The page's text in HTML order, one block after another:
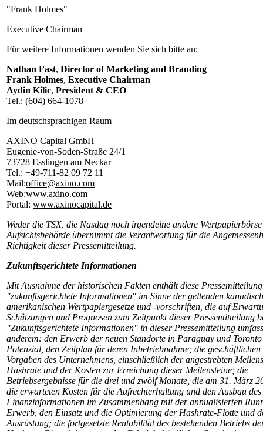
"Frank Holmes"
Executive Chairman
Für weitere Informationen wenden Sie sich bitte an:
Nathan Fast, Director of Marketing and Branding
Frank Holmes, Executive Chairman
Aydin Kilic, President & CEO
Tel.: (604) 664-1078
Im deutschsprachigen Raum
AXINO Capital GmbH
Eugenie-von-Soden-Straße 24/1
73728 Esslingen am Neckar
Tel.: +49-711-82 09 72 11
Mail:office@axino.com
Web:www.axino.com
Portal: www.axinocapital.de
Weder die TSX, die Nasdaq noch irgendeine andere
Aufsichtsbehörde übernimmt die Verantwortung für die
Richtigkeit dieser Pressemitteilung.
Zukunftsgerichtete Informationen
Mit Ausnahme der historischen Fakten enthält diese Pressemitteilung
"zukunftsgerichtete Informationen" im Sinne der geltenden
amerikanischen Wertpapiergesetze und -vorschriften, die auf
Schätzungen und Prognosen zum Zeitpunkt dieser Pressemitteilung
"Zukunftsgerichtete Informationen" in dieser Pressemitteilung
anderem: den Erwerb der neuen Standorte in Paraguay und
Potenzial, den Zeitplan für deren Inbetriebnahme; die
Vorgaben des Unternehmens, einschließlich der angestrebten
Hashrate und der Kosten zur Erreichung dieser Meilensteine; die
Betriebsergebnisse für die drei und zwölf Monate, die am 31. März
die erwarteten Kosten für die Aufrechterhaltung und den Ausbau
Finanzinformationen im Zusammenhang mit der annualisierten
Erwerb, den Einsatz und die Optimierung der Hashrate-Flotte und
Ausrüstung; die fortgesetzte Rentabilität des bestehenden Betriebs